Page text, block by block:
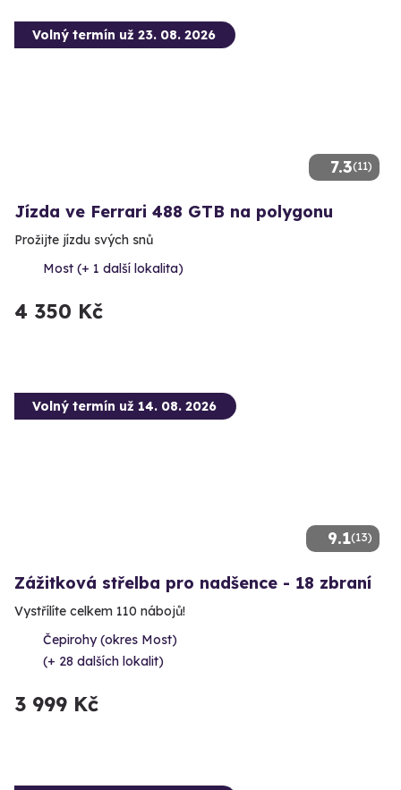
7.3(11)
Volný termín už 23. 08. 2026
Jízda ve Ferrari 488 GTB na polygonu
Prožijte jízdu svých snů
Most (+ 1 další lokalita)
4 350 Kč
9.1(13)
Volný termín už 14. 08. 2026
Zážitková střelba pro nadšence - 18 zbraní
Vystřílíte celkem 110 nábojů!
Čepirohy (okres Most)
(+ 28 dalších lokalit)
3 999 Kč